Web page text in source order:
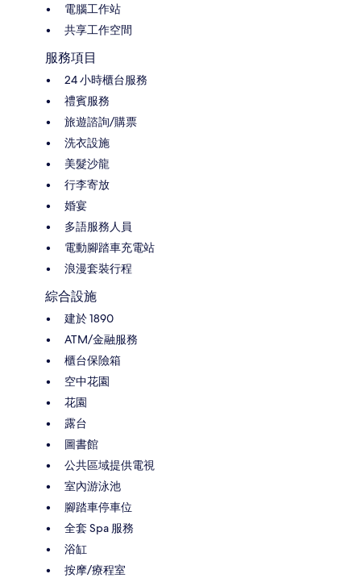
電腦工作站
共享工作空間
服務項目
24 小時櫃台服務
禮賓服務
旅遊諮詢/購票
洗衣設施
美髮沙龍
行李寄放
婚宴
多語服務人員
電動腳踏車充電站
浪漫套裝行程
綜合設施
建於 1890
ATM/金融服務
櫃台保險箱
空中花園
花園
露台
圖書館
公共區域提供電視
室內游泳池
腳踏車停車位
全套 Spa 服務
浴缸
按摩/療程室